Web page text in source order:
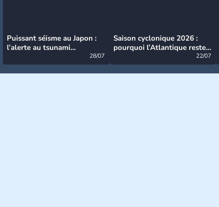
Puissant séisme au Japon :
l’alerte au tsunami
28/07
Saison cyclonique 2026 :
pourquoi l’Atlantique reste
22/07